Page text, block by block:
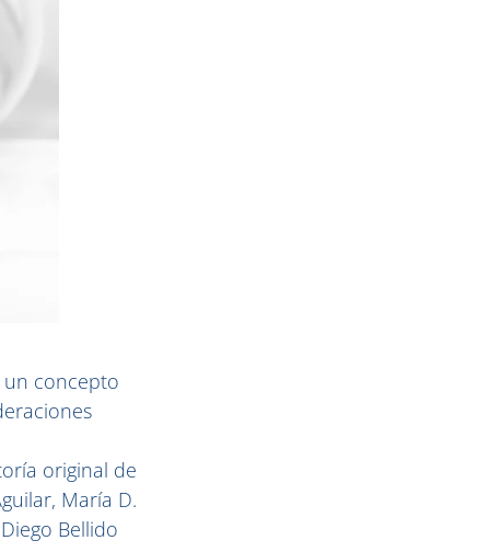
un concepto
original de
María D.
Bellido